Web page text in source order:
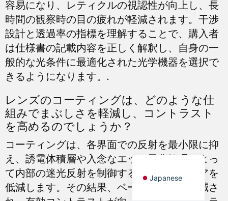
容易になり、レティクルの視認性が向上し、長
時間の観察時の目の疲れが軽減されます。干渉
設計と透過率の指標を理解することで、購入者
は仕様書の記載内容を正しく解釈し、自身の一
般的な光条件に最適化された光学機器を選択で
きるようになります。.
レンズのコーティングは、どのような仕
組みでまぶしさを軽減し、コントラスト
を高めるのでしょうか？
コーティングは、各界面での反射を最小限に抑
え、誘電体積層や入念なエッジ黒化処理によっ
て内部の迷光反射を制御することで、グレアを
低減します。その結果、ベールグレアが軽減さ
Japanese
English
German
Portuguese
Ukrainian
Turkish
Italian
Dutch